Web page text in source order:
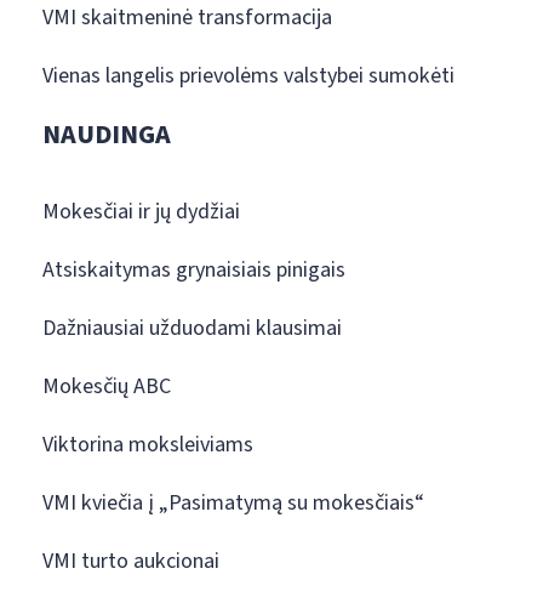
VMI skaitmeninė transformacija
Vienas langelis prievolėms valstybei sumokėti
NAUDINGA
Mokesčiai ir jų dydžiai
Atsiskaitymas grynaisiais pinigais
Dažniausiai užduodami klausimai
Mokesčių ABC
Viktorina moksleiviams
VMI kviečia į „Pasimatymą su mokesčiais“
VMI turto aukcionai